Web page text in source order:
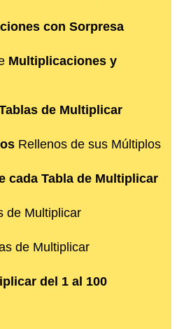
con Sorpresa
Multiplicaciones y
de Multiplicar
Rellenos de sus Múltiplos
cada Tabla de Multiplicar
de Multiplicar
de Multiplicar
del 1 al 100